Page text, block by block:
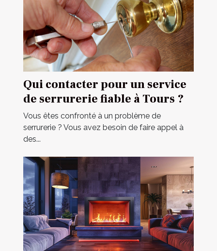
Qui contacter pour un service
de serrurerie fiable à Tours ?
Vous êtes confronté à un problème de
serrurerie ? Vous avez besoin de faire appel à
des...